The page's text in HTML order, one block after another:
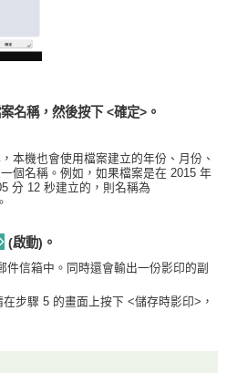
名稱，然後按下 <確定>。
本機也會使用檔案建立的年份、月份、
個名稱。例如，如果檔案是在 2015 年
分 12 秒建立的，則名稱為
(啟動)。
件信箱中。同時還會輸出一份影印的副
步驟 5 的畫面上按下 <儲存時影印>，